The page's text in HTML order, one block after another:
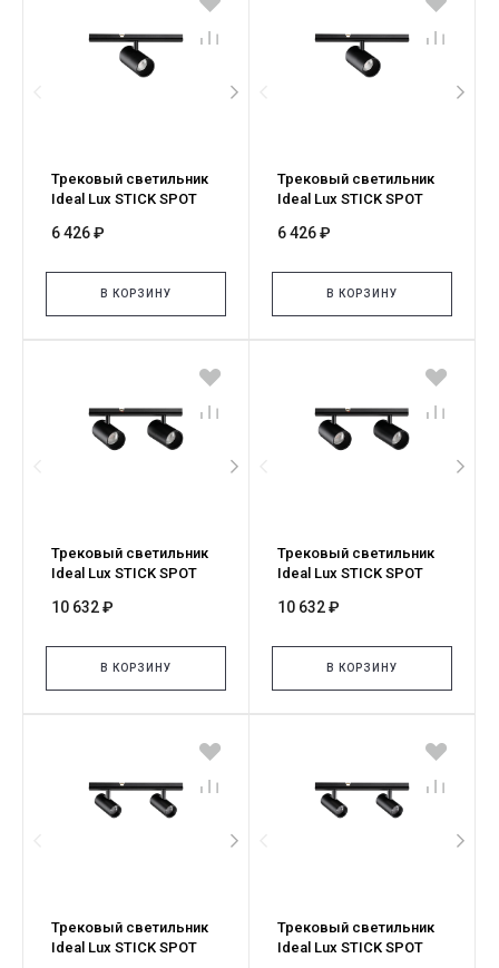
Трековый светильник
Ideal Lux STICK SPOT
329505
6 426 ₽
В КОРЗИНУ
Трековый светильник
Ideal Lux STICK SPOT
345048
6 426 ₽
В КОРЗИНУ
Трековый светильник
Ideal Lux STICK SPOT
329536
10 632 ₽
В КОРЗИНУ
Трековый светильник
Ideal Lux STICK SPOT
345031
10 632 ₽
В КОРЗИНУ
Трековый светильник
Ideal Lux STICK SPOT
Трековый светильник
Ideal Lux STICK SPOT